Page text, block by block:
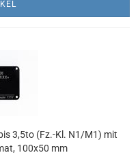
3,5to (Fz.-Kl. N1/M1) mit
100x50 mm